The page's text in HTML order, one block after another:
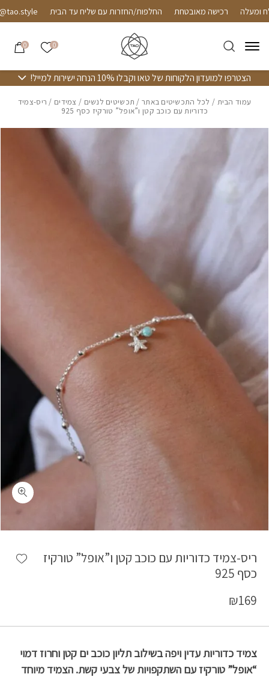
Skip to Contentרכישה מאובטחת החלפות/החזרות עם שליח עד הבית
0 הרשימה
0
הצטרפו למועדון הלקוחות של טאו וקבלו 10% הנחה ישירות למייל!
עמוד הבית / לכל התכשיטים באתר / תכשיטים לנשים / צמידים / ריס-צמיד
כדוריות עם כוכב קטן ו”אופל” טורקיז כסף 925
ריס-צמיד כדוריות עם כוכב קטן ו”אופל” טורקיז
כסף 925
₪169
צמיד כדוריות עדין ויפה בשילוב תליון כוכב ים קטן וחרוז דמוי
“אופל” טורקיז עם השתקפויות של צבעי קשת. הצמיד מיוחד
בחזרה למעלה